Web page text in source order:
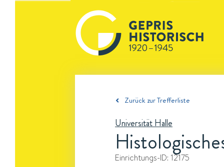
Zurück zur Trefferliste
Universität Halle
Einrichtungs-ID: 12175